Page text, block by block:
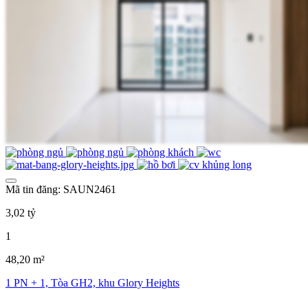
Mã tin đăng: SAUN2461
3,02 tỷ
1
48,20 m²
1 PN + 1, Tòa GH2, khu Glory Heights